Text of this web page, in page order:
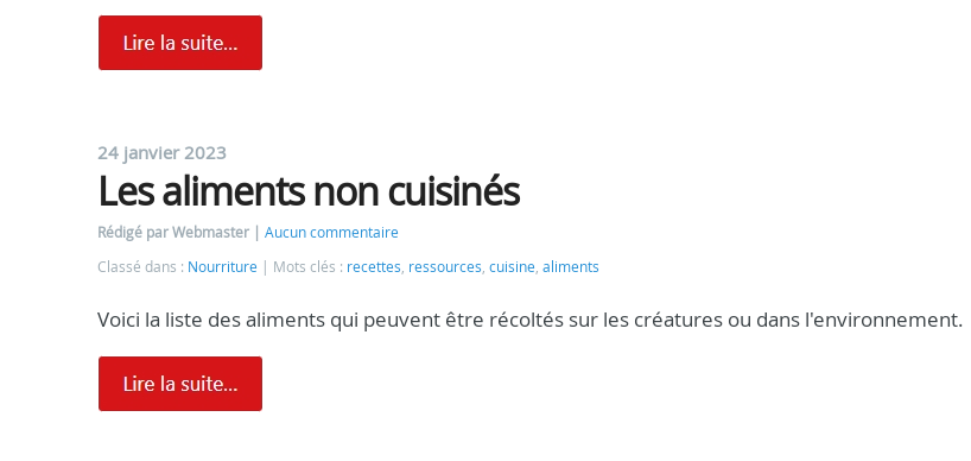
24 janvier 2023
Les aliments non cuisinés
Rédigé par Webmaster
Aucun commentaire
Classé dans : Nourriture Mots clés : recettes, ressources, cuisine, aliments
Voici la liste des aliments qui peuvent être récoltés sur les créatures ou dans l'environnement.